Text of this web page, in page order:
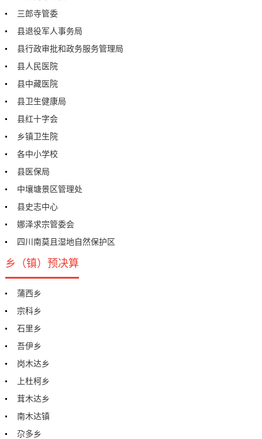
三郎寺管委
县退役军人事务局
县行政审批和政务服务管理局
县人民医院
县中藏医院
县卫生健康局
县红十字会
乡镇卫生院
各中小学校
县医保局
中壤塘景区管理处
县史志中心
娜泽求宗管委会
四川南莫且湿地自然保护区
乡（镇）预决算
蒲西乡
宗科乡
石里乡
吾伊乡
岗木达乡
上杜柯乡
茸木达乡
南木达镇
尕多乡